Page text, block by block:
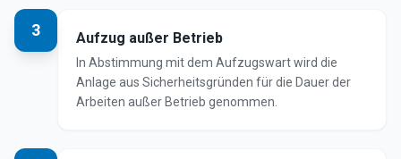
3 Aufzug außer Betrieb
In Abstimmung mit dem Aufzugswart wird die
Anlage aus Sicherheitsgründen für die Dauer der
Arbeiten außer Betrieb genommen.